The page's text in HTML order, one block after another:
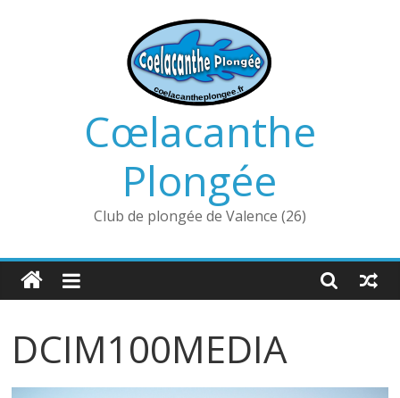
Cœlacanthe
Plongée
Club de plongée de Valence (26)
DCIM100MEDIA